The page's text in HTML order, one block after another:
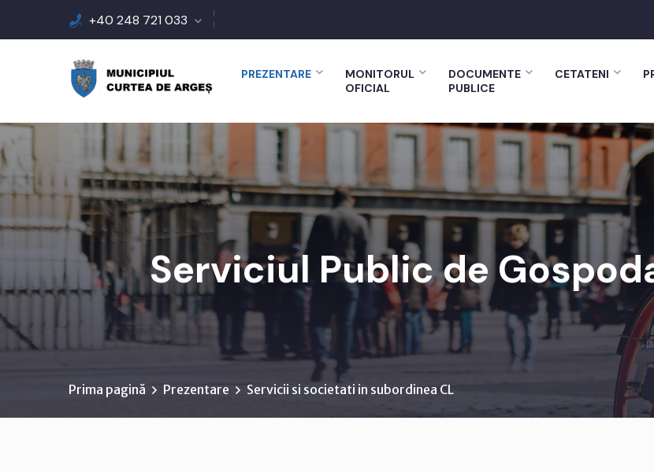
+40 248 721 033
PREZENTARE
MONITORUL
OFICIAL
DOCUMENTE
PUBLICE
CETATENI
Serviciul Public de
Prima pagină Prezentare Servicii si societati in subordinea CL